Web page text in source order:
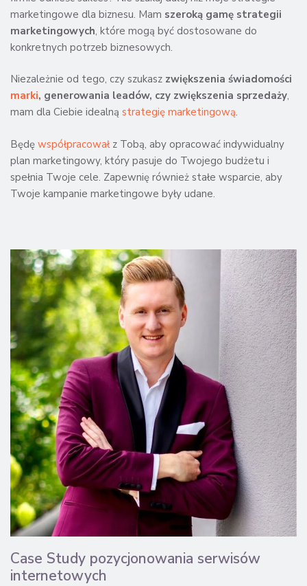
marketingowe dla biznesu. Mam szeroką gamę strategii
marketingowych, które mogą być dostosowane do
konkretnych potrzeb biznesowych.
Niezależnie od tego, czy szukasz zwiększenia świadomości
marki, generowania leadów, czy zwiększenia sprzedaży,
mam dla Ciebie idealną strategię marketingową.
Będę współpracowałz Tobą, aby opracować indywidualny
plan marketingowy, który pasuje do Twojego budżetu i
spełnia Twoje cele. Zapewnię również stałe wsparcie, aby
Twoje kampanie marketingowe były udane.
Case Study pozycjonowania serwisów
internetowych